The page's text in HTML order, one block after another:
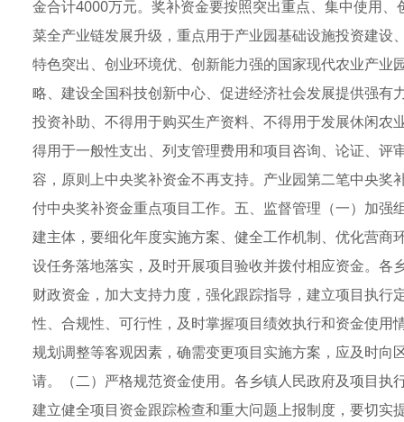
金合计4000万元。奖补资金要按照突出重点、集中使用
菜全产业链发展升级，重点用于产业园基础设施投资建
特色突出、创业环境优、创新能力强的国家现代农业产
略、建设全国科技创新中心、促进经济社会发展提供强
投资补助、不得用于购买生产资料、不得用于发展休闲
得用于一般性支出、列支管理费用和项目咨询、论证、
容，原则上中央奖补资金不再支持。产业园第二笔中央
付中央奖补资金重点项目工作。五、监督管理（一）加
建主体，要细化年度实施方案、健全工作机制、优化营
设任务落地落实，及时开展项目验收并拨付相应资金。
财政资金，加大支持力度，强化跟踪指导，建立项目执
性、合规性、可行性，及时掌握项目绩效执行和资金使
规划调整等客观因素，确需变更项目实施方案，应及时
请。（二）严格规范资金使用。各乡镇人民政府及项目
建立健全项目资金跟踪检查和重大问题上报制度，要切